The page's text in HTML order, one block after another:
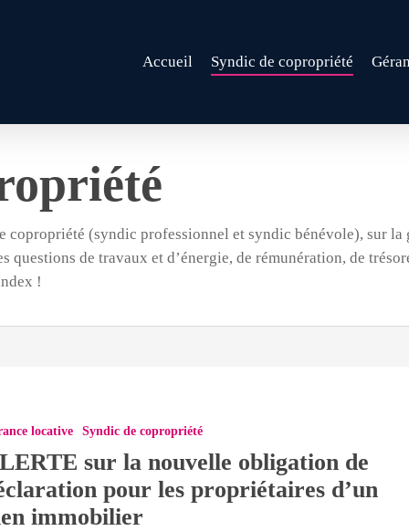
Accueil Syndic de copropriété
copropriété (syndic professionnel et syndic bénévole), sur
questions de travaux et d’énergie, de rémunération, de
!
locative Syndic de copropriété
sur la nouvelle obligation de
pour les propriétaires d’un
immobilier